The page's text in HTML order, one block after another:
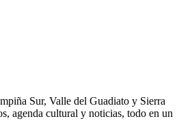
Sur, Valle del Guadiato y Sierra
agenda cultural y noticias, todo en un